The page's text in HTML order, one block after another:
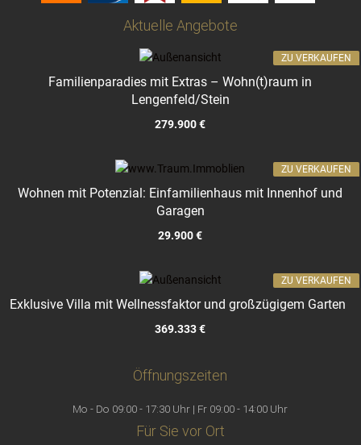
Aktuelle Angebote
Familienparadies mit Extras – Wohn(t)raum in
Lengenfeld/Stein
279.900 €
ZU VERKAUFEN
Wohnen mit Potenzial: Einfamilienhaus mit Innenhof und
Garagen
29.900 €
ZU VERKAUFEN
Exklusive Villa mit Wellnessfaktor und großzügigem Garten
369.333 €
ZU VERKAUFEN
Öffnungszeiten
Mo - Do 09:00 - 17:30 Uhr | Fr 09:00 - 14:00 Uhr
Für Sie vor Ort